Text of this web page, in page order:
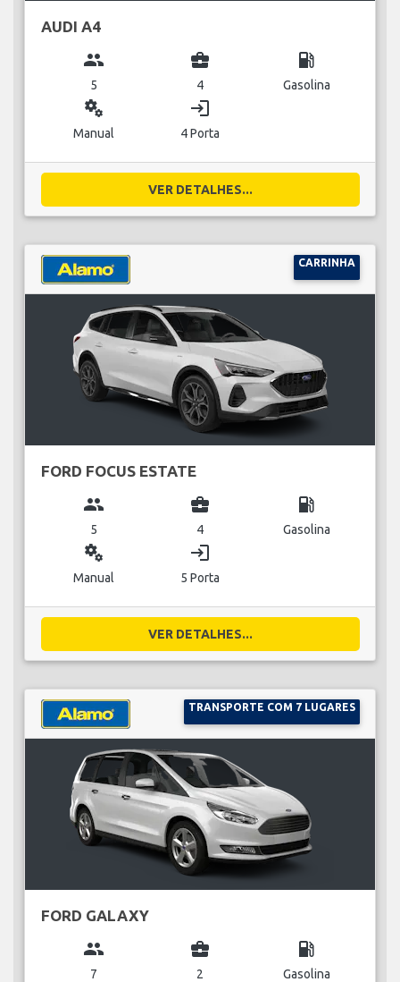
AUDI A4
group
5
business_center
4
local_gas_station
Gasolina
miscellaneous_services
Manual
login
4 Porta
VER DETALHES...
CARRINHA
FORD FOCUS ESTATE
group
5
business_center
4
local_gas_station
Gasolina
miscellaneous_services
Manual
login
5 Porta
VER DETALHES...
TRANSPORTE COM 7 LUGARES
FORD GALAXY
group
7
business_center
2
local_gas_station
Gasolina